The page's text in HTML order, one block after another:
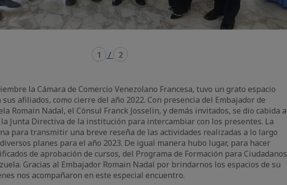
1 / 2
la Cámara de Comercio Venezolano Francesa, tuvo un grato espacio
afiliados, como cierre del año 2022. Con presencia del Embajador de
Romain Nadal, el Cónsul Franck Josselin, y demás invitados, se dio cabida a
Junta Directiva de la institución para intercambiar con los presentes. La
para transmitir una breve reseña de las actividades realizadas a lo largo
planes para el año 2023. De igual manera hubo lugar, para hacer
de aprobación de cursos, del Programa de Formación para Ciudadanos
Gracias al Embajador Romain Nadal por brindarnos los espacios de su
nos acompañaron en este especial encuentro.